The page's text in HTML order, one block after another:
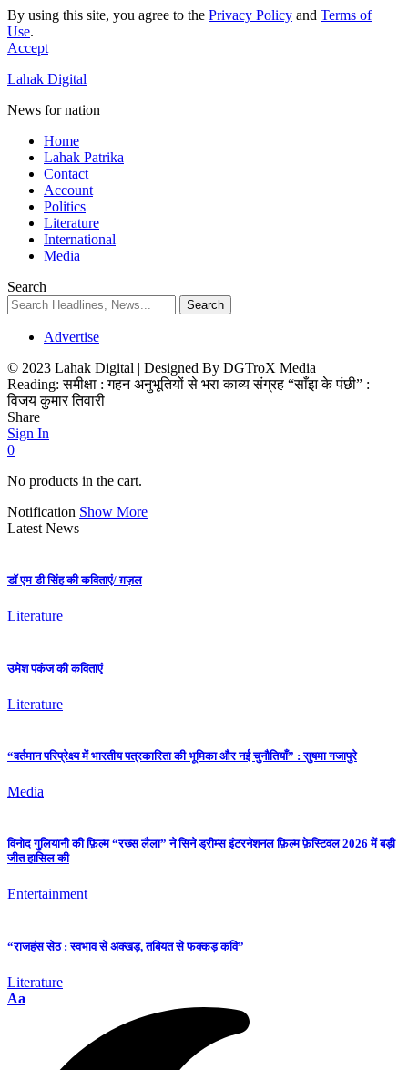
By using this site, you agree to the Privacy Policy and Terms of
Use.
Accept
Lahak Digital
News for nation
Home
Lahak Patrika
Contact
Account
Politics
Literature
International
Media
Search
Advertise
© 2023 Lahak Digital | Designed By DGTroX Media
Reading: समीक्षा : गहन अनुभूतियों से भरा काव्य संग्रह “साँझ के पंछी” :
विजय कुमार तिवारी
Share
Sign In
0
No products in the cart.
Notification Show More
Latest News
डॉ एम डी सिंह की कविताएं/ ग़ज़ल
Literature
उमेश पकंज की कविताएं
Literature
“वर्तमान परिप्रेक्ष्य में भारतीय पत्रकारिता की भूमिका और नई चुनौतियाँ” : सुषमा गजापुरे
Media
विनोद गुलियानी की फ़िल्म “रख्स लैला” ने सिने ड्रीम्स इंटरनेशनल फ़िल्म फ़ेस्टिवल 2026 में बड़ी
जीत हासिल की
Entertainment
“राजहंस सेठ : स्वभाव से अक्खड़, तबियत से फक्कड़ कवि”
Literature
Aa